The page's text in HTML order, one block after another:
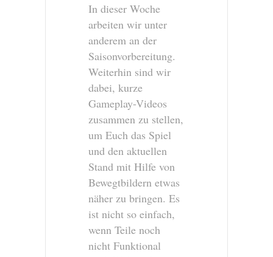
In dieser Woche
arbeiten wir unter
anderem an der
Saisonvorbereitung.
Weiterhin sind wir
dabei, kurze
Gameplay-Videos
zusammen zu stellen,
um Euch das Spiel
und den aktuellen
Stand mit Hilfe von
Bewegtbildern etwas
näher zu bringen. Es
ist nicht so einfach,
wenn Teile noch
nicht Funktional